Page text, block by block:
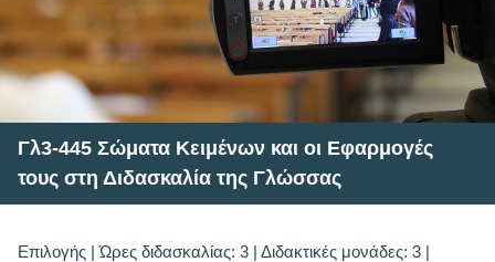
Γλ3-445 Σώματα Kειμένων και οι Eφαρμογές
τους στη Διδασκαλία της Γλώσσας
Επιλογής | Ώρες διδασκαλίας: 3 | Διδακτικές μονάδες: 3 |